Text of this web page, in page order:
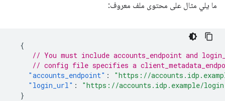
ما يلي مثال على محتوى ملف معروف:
{
// You must include accounts_endpoint and
// config file specifies a
"accounts_endpoint" :
"https://
"login_url" :
"https://accounts.idp.example/
}